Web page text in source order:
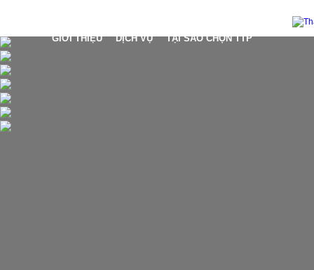
GIỚI THIỆU DỊCH VỤ TẠI SAO CHỌN TTP